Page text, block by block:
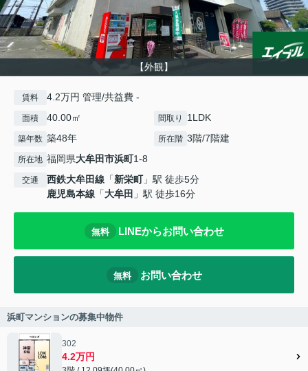
【外観】
賃料 4.2万円 管理/共益費 -
面積 40.00㎡ 間取り 1LDK
築年数 築48年 所在階 3階/7階建
所在地 福岡県大牟田市浜町1-8
交通 西鉄大牟田線 「新栄町」駅 徒歩5分
鹿児島本線 「大牟田 」駅 徒歩16分
無料 LINEからお問い合わせ
無料 お問い合わせ
浜町マンションの募集中物件
302
4.2万円